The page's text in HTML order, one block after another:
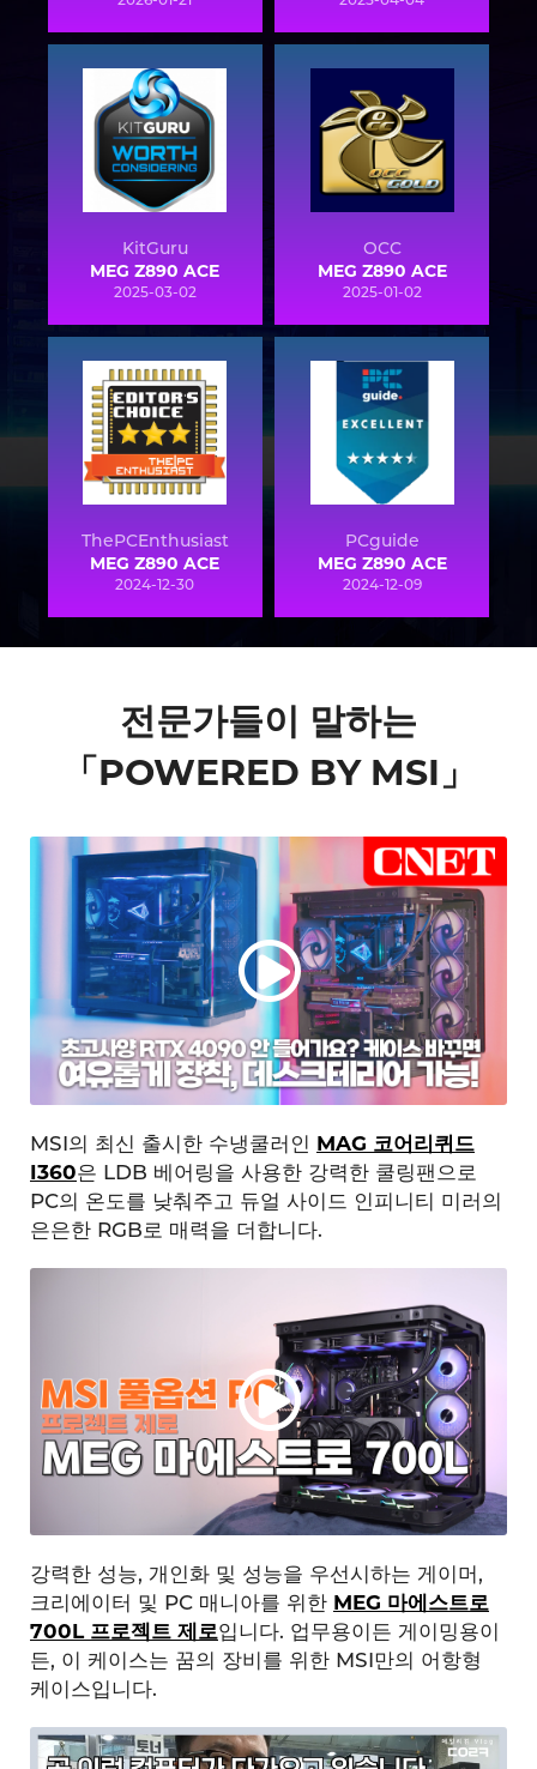
KitGuru
MEG Z890 ACE
2025-03-02
OCC
MEG Z890 ACE
2025-01-02
ThePCEnthusiast
MEG Z890 ACE
2024-12-30
PCguide
MEG Z890 ACE
2024-12-09
전문가들이 말하는
「POWERED BY MSI」
MSI의 최신 출시한 수냉쿨러인 MAG 코어리퀴드
I360은 LDB 베어링을 사용한 강력한 쿨링팬으로
PC의 온도를 낮춰주고 듀얼 사이드 인피니티 미러의
은은한 RGB로 매력을 더합니다.
강력한 성능, 개인화 및 성능을 우선시하는 게이머,
크리에이터 및 PC 매니아를 위한 MEG 마에스트로
700L 프로젝트 제로입니다. 업무용이든 게이밍용이
든, 이 케이스는 꿈의 장비를 위한 MSI만의 어항형
케이스입니다.